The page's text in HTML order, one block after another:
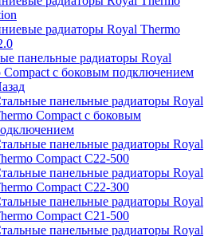
радиаторы Royal Thermo
панельные радиаторы Royal
Compact с боковым подключением
панельные радиаторы Royal
Compact с боковым
панельные радиаторы Royal
Compact C22-500
панельные радиаторы Royal
Compact C22-300
панельные радиаторы Royal
Compact C21-500
панельные радиаторы Royal